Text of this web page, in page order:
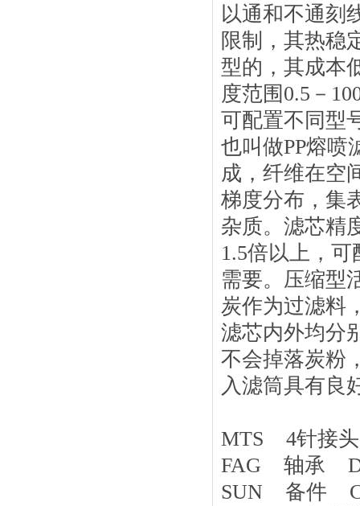
以通和不通刻
限制，其热稳
型的，其成本
度范围0.5－
可配置不同型
也叫做PP熔喷
成，纤维在空
梯度分布，集
杂质。滤芯精
1.5倍以上，
需要。压缩型
炭作为过滤料
滤芯内外均分
不会掉落炭粉
入滤筒具有良
MTS 4针接
FAG 轴承
SUN 备件